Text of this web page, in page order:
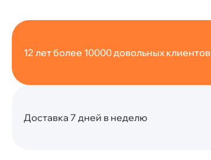
12 лет более 10000 довольных клиентов
Доставка 7 дней в неделю